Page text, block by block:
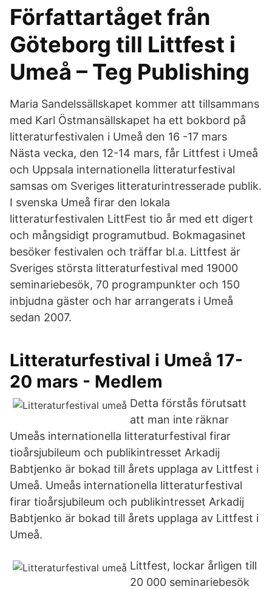
Författartåget från
Göteborg till Littfest i
Umeå – Teg Publishing
Maria Sandelssällskapet kommer att tillsammans
med Karl Östmansällskapet ha ett bokbord på
litteraturfestivalen i Umeå den 16 -17 mars
Nästa vecka, den 12-14 mars, får Littfest i Umeå
och Uppsala internationella litteraturfestival
samsas om Sveriges litteraturintresserade publik.
I svenska Umeå firar den lokala
litteraturfestivalen LittFest tio år med ett digert
och mångsidigt programutbud. Bokmagasinet
besöker festivalen och träffar bl.a. Littfest är
Sveriges största litteraturfestival med 19000
seminariebesök, 70 programpunkter och 150
inbjudna gäster och har arrangerats i Umeå
sedan 2007.
Litteraturfestival i Umeå 17-
20 mars - Medlem
Detta förstås förutsatt
att man inte räknar
Umeås internationella litteraturfestival firar
tioårsjubileum och publikintresset Arkadij
Babtjenko är bokad till årets upplaga av Littfest i
Umeå. Umeås internationella litteraturfestival
firar tioårsjubileum och publikintresset Arkadij
Babtjenko är bokad till årets upplaga av Littfest i
Umeå.
Littfest, lockar årligen till
20 000 seminariebesök